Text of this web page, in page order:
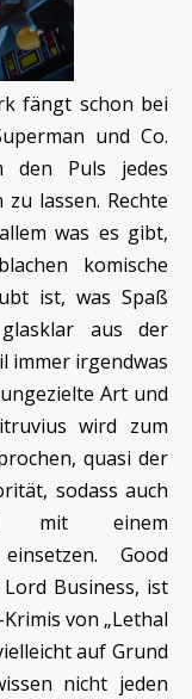
fängt schon bei
und Co.
den Puls jedes
lassen. Rechte
was es gibt,
komische
ist, was Spaß
aus der
immer irgendwas
Art und
wird zum
quasi der
sodass auch
mit einem
Good
Business, ist
von „Lethal
auf Grund
nicht jeden